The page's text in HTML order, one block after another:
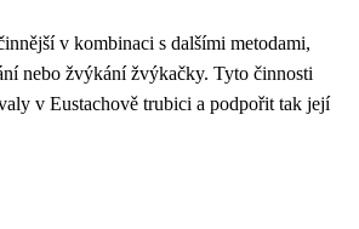
v kombinaci s dalšími metodami,
nebo žvýkání žvýkačky. Tyto činnosti
v Eustachově trubici a podpořit tak její